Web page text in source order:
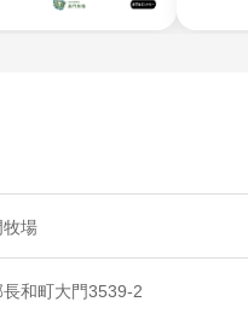
牧場
和町大門3539-2